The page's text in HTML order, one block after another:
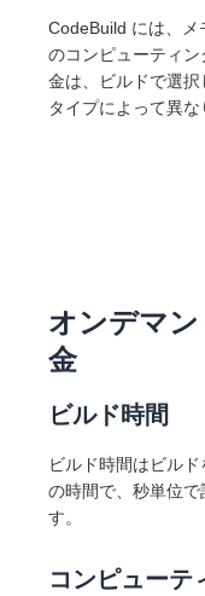
CodeBuild には、メ
のコンピューティ
金は、ビルドで選
タイプによって異な
オンデマ
金
ビルド時間
ビルド時間はビル
の時間で、秒単位
す。
コンピューテ